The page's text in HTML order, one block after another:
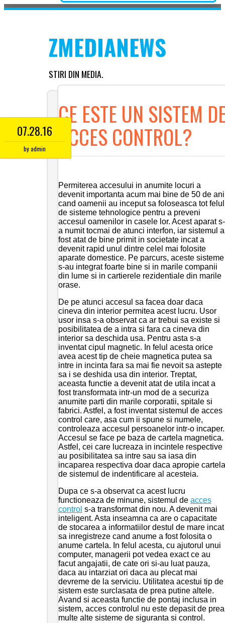
Skip to content
ZMEDIANEWS
STIRI DIN MEDIA.
07.28.16
byadmin
CE ESTE UN SISTEM
ACCES CONTROL?
Permiterea accesului in anumite locuri a
devenit importanta acum mai bine de 50 de ani
cand oamenii au inceput sa foloseasca tot felul
de sisteme tehnologice pentru a preveni
accesul oamenilor in casele lor. Acest aparat s-
a numit tocmai de atunci interfon, iar sistemul a
fost atat de bine primit in societate incat a
devenit rapid unul dintre celel mai folosite
aparate domestice. Pe parcurs, aceste sisteme
s-au integrat foarte bine si in marile companii
din lume si in cartierele rezidentiale din marile
orase.
De pe atunci accesul sa facea doar daca
cineva din interior permitea acest lucru. Usor
usor insa s-a observat ca ar trebui sa existe si
posibilitatea de a intra si fara ca cineva din
interior sa deschida usa. Pentru asta s-a
inventat cipul magnetic. In felul acesta orice
avea acest tip de cheie magnetica putea sa
intre in incinta fara sa mai fie nevoit sa astepte
sa i se deshida usa din interior. Treptat,
aceasta functie a devenit atat de utila incat a
fost transformata intr-un mod de a securiza
anumite parti din marile corporatii, spitale si
fabrici. Astfel, a fost inventat sistemul de acces
control care, asa cum ii spune si numele,
controleaza accesul persoanelor intr-o incaper.
Accesul se face pe baza de cartela magnetica.
Astfel, cei care lucreaza in incintele respective
au posibilitatea sa intre sau sa iasa din
incaparea respectiva doar daca apropie cartela
de sistemul de indentificare al acesteia.
Dupa ce s-a observat ca acest lucru
functioneaza de minune, sistemul de acces
control s-a transformat din nou. A devenit mai
inteligent. Asta inseamna ca are o capacitate
de stocarea a informatiilor destul de mare incat
sa inregistreze cand anume a fost folosita o
anume cartela. In felul acesta, cu ajutorul unui
computer, managerii pot vedea exact ce au
facut angajatii, de cate ori si-au luat pauza,
daca au intarziat ori daca au plecat mai
devreme de la serviciu. Utilitatea acestui tip de
sistem este surclasata de prea putine altele.
Avand si aceasta functie de pontaj inclusa in
sistem, acces controlul nu este depasit de prea
multe alte sisteme de siguranta si control.